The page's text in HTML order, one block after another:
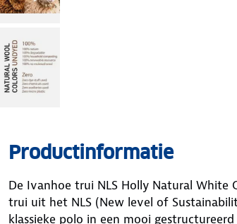
Productinformatie
De Ivanhoe trui NLS Holly Natural White
trui uit het NLS (New level of
klassieke polo in een mooi